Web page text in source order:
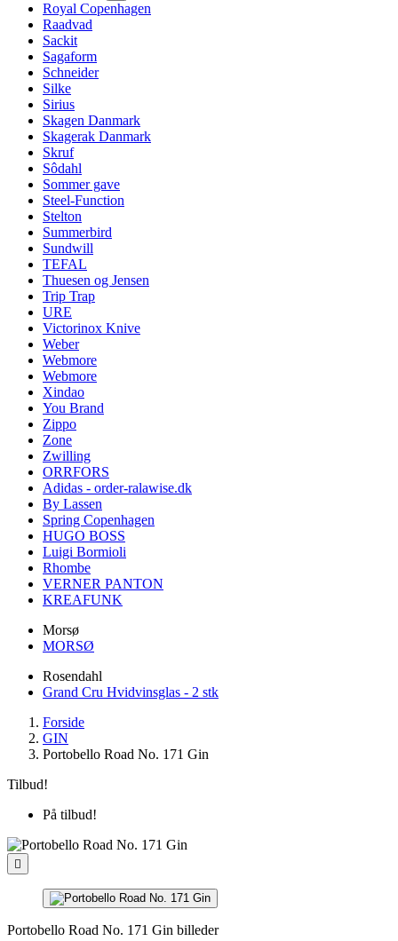
Royal Copenhagen
Raadvad
Sackit
Sagaform
Schneider
Silke
Sirius
Skagen Danmark
Skagerak Danmark
Skruf
Sôdahl
Sommer gave
Steel-Function
Stelton
Summerbird
Sundwill
TEFAL
Thuesen og Jensen
Trip Trap
URE
Victorinox Knive
Weber
Webmore
Webmore
Xindao
You Brand
Zippo
Zone
Zwilling
ORRFORS
Adidas - order-ralawise.dk
By Lassen
Spring Copenhagen
HUGO BOSS
Luigi Bormioli
Rhombe
VERNER PANTON
KREAFUNK
Morsø
MORSØ
Rosendahl
Grand Cru Hvidvinsglas - 2 stk
Forside
GIN
Portobello Road No. 171 Gin
Tilbud!
På tilbud!

Portobello Road No. 171 Gin billeder